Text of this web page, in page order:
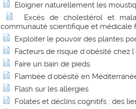
Eloigner naturellement les
Excès de cholestérol et
communauté scientifique et médicale
Exploiter le pouvoir des plantes
Facteurs de risque d'obésité chez
Faire un bain de pieds
Flambée d'obésité en
Flash sur les allergies
Folates et déclins cognitifs : des